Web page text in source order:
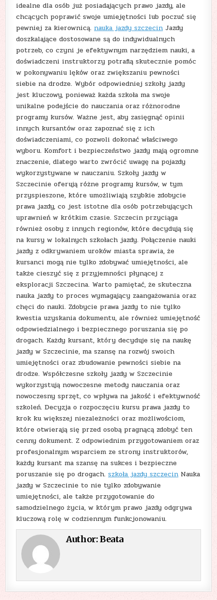
idealne dla osób już posiadających prawo jazdy, ale
chcących poprawić swoje umiejętności lub poczuć się
pewniej za kierownicą. nauka jazdy szczecin Jazdy
doszkalające dostosowane są do indywidualnych
potrzeb, co czyni je efektywnym narzędziem nauki, a
doświadczeni instruktorzy potrafią skutecznie pomóc
w pokonywaniu lęków oraz zwiększaniu pewności
siebie na drodze. Wybór odpowiedniej szkoły jazdy
jest kluczowy, ponieważ każda szkoła ma swoje
unikalne podejście do nauczania oraz różnorodne
programy kursów. Ważne jest, aby zasięgnąć opinii
innych kursantów oraz zapoznać się z ich
doświadczeniami, co pozwoli dokonać właściwego
wyboru. Komfort i bezpieczeństwo jazdy mają ogromne
znaczenie, dlatego warto zwrócić uwagę na pojazdy
wykorzystywane w nauczaniu. Szkoły jazdy w
Szczecinie oferują różne programy kursów, w tym
przyspieszone, które umożliwiają szybkie zdobycie
prawa jazdy, co jest istotne dla osób potrzebujących
uprawnień w krótkim czasie. Szczecin przyciąga
również osoby z innych regionów, które decydują się
na kursy w lokalnych szkołach jazdy. Połączenie nauki
jazdy z odkrywaniem uroków miasta sprawia, że
kursanci mogą nie tylko zdobywać umiejętności, ale
także cieszyć się z przyjemności płynącej z
eksploracji Szczecina. Warto pamiętać, że skuteczna
nauka jazdy to proces wymagający zaangażowania oraz
chęci do nauki. Zdobycie prawa jazdy to nie tylko
kwestia uzyskania dokumentu, ale również umiejętność
odpowiedzialnego i bezpiecznego poruszania się po
drogach. Każdy kursant, który decyduje się na naukę
jazdy w Szczecinie, ma szansę na rozwój swoich
umiejętności oraz zbudowanie pewności siebie na
drodze. Współczesne szkoły jazdy w Szczecinie
wykorzystują nowoczesne metody nauczania oraz
nowoczesny sprzęt, co wpływa na jakość i efektywność
szkoleń. Decyzja o rozpoczęciu kursu prawa jazdy to
krok ku większej niezależności oraz możliwościom,
które otwierają się przed osobą pragnącą zdobyć ten
cenny dokument. Z odpowiednim przygotowaniem oraz
profesjonalnym wsparciem ze strony instruktorów,
każdy kursant ma szansę na sukces i bezpieczne
poruszanie się po drogach.szkoła jazdy szczecin Nauka
jazdy w Szczecinie to nie tylko zdobywanie
umiejętności, ale także przygotowanie do
samodzielnego życia, w którym prawo jazdy odgrywa
kluczową rolę w codziennym funkcjonowaniu.
Author:Beata